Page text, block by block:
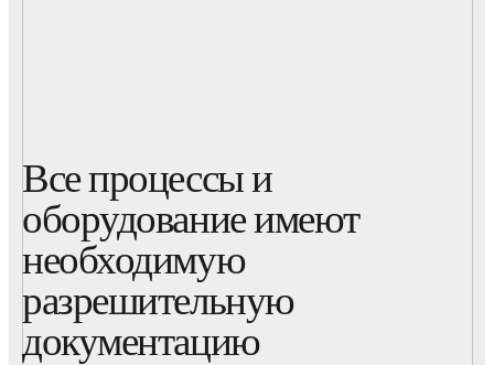
Все процессы и
оборудование имеют
необходимую
разрешительную
документацию